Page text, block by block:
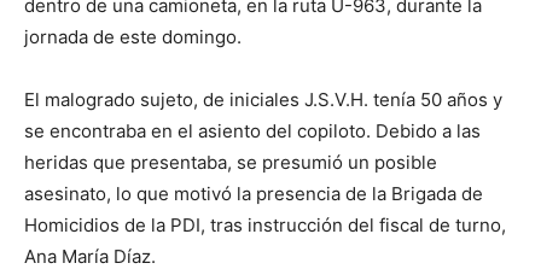
dentro de una camioneta, en la ruta U-963, durante la
jornada de este domingo.
El malogrado sujeto, de iniciales J.S.V.H. tenía 50 años y
se encontraba en el asiento del copiloto. Debido a las
heridas que presentaba, se presumió un posible
asesinato, lo que motivó la presencia de la Brigada de
Homicidios de la PDI, tras instrucción del fiscal de turno,
Ana María Díaz.